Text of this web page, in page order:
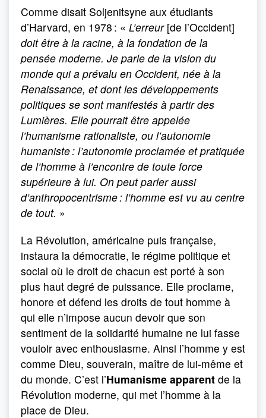
Comme disait Soljenitsyne aux étudiants
d’Harvard, en 1978 : « L’erreur[de l’Occident]
doit être à la racine, à la fondation de la
pensée moderne. Je parle de la vision du
monde qui a prévalu en Occident, née à la
Renaissance, et dont les développements
politiques se sont manifestés à partir des
Lumières. Elle pourrait être appelée
l’humanisme rationaliste, ou l’autonomie
humaniste : l’autonomie proclamée et pratiquée
de l’homme à l’encontre de toute force
supérieure à lui. On peut parler aussi
d’anthropocentrisme : l’homme est vu au centre
de tout. »
La Révolution, américaine puis française,
instaura la démocratie, le régime politique et
social où le droit de chacun est porté à son
plus haut degré de puissance. Elle proclame,
honore et défend les droits de tout homme à
qui elle n’impose aucun devoir que son
sentiment de la solidarité humaine ne lui fasse
vouloir avec enthousiasme. Ainsi l’homme y est
comme Dieu, souverain, maître de lui-même et
du monde. C’est l’Humanisme apparent de la
Révolution moderne, qui met l’homme à la
place de Dieu.